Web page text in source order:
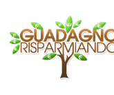
contenuto